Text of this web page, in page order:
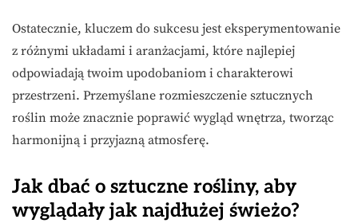
Ostatecznie, kluczem do sukcesu jest eksperymentowanie
z różnymi układami i aranżacjami, które najlepiej
odpowiadają twoim upodobaniom i charakterowi
przestrzeni. Przemyślane rozmieszczenie sztucznych
roślin może znacznie poprawić wygląd wnętrza, tworząc
harmonijną i przyjazną atmosferę.
Jak dbać o sztuczne rośliny, aby
wyglądały jak najdłużej świeżo?